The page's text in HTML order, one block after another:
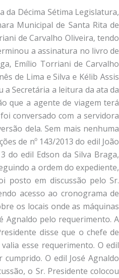
O edil Kélib disse que não sabe quem é o motorista, mas isso foi no dia anterior à saída para Aparecida, a comissão aprovada na reunião anterior pode apurar isso também. O edil João Milton disse que conversou com o Adilson e soube que houve o acidente com a ambulância, devido a um animal que apareceu na pista e não tinha como desviar porque estava vindo outro carro na direção contrária, mas o seguro já foi acionado e a ambulância foi para o conserto, em seguida, disse que o Adilson falou para ele que o médico Dr. Guido pediu demissão e disse para o Adilson que era por causa da edil Maria Inês que não dá paz para ele, e o Adilson disse que isso podia ser comentado na Câmara. O edil Edson falou que o caminhão não vai mais buscar leite na propriedade do Hernandes, porque não tem caminho; foi falado que seriam levados cinco caminhões de cascalho na Vargem Grande, mas não levaram, e o cascalho que está amontoado perto do Roldão era para levar no Zé Machado, mas vai apodrecer e não vão esparramar, e tem a situação precária da ponte do Dito Fernandes no Matão e o caminho perto do curral do Zé Roberto. O Sr. Presidente perguntou se o edil Edson já conversou com o Prefeito e o chefe de estradas. O edil Edson disse que falou, mas eles disseram que não vão fazer nada para eles, e o chefe de estradas não acreditou que a moita de bambu tinha caído, foi ver antes de mandar tirar, mas precisa tirar mais do lado direito. A edil Maria Inês disse que sempre cobrou do Dr. Guido a coerência e a forma de tratamento dos pacientes, principalmente as transferências de pacientes cardíacos direto para o Hospital Santa Lúcia, mas o médico fazia questão de mandar para Andradas, em seguida, disse que o Adilson está dizendo que o médico pediu demissão por causa dela, mas ela soube que o médico está indo para Santa Rita do Sapucaí, onde ele vai ganhar um salário maior, ela considera que aqui está acontecendo politicagem, disse que procura ajudar os pacientes, devido às facilidades que tem nessa área, mas isso está gerando polêmica dentro da Administração e do Departamento da saúde, por isso ela acha que talvez não deva mais ajudar na saúde, porque é isso que os dirigentes da saúde e o próprio Adilson estão querendo, inclusive, o Adilson esteve vigiando-a no departamento de saúde no dia anterior e dep